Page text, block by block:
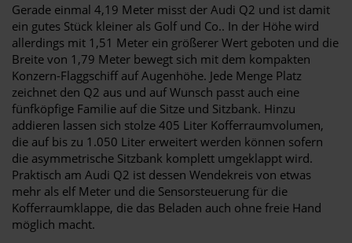
Gerade einmal 4,19 Meter misst der Audi Q2 und ist damit
ein gutes Stück kleiner als Golf und Co.. In der Höhe wird
allerdings mit 1,51 Meter ein größerer Wert geboten und die
Breite von 1,79 Meter bewegt sich mit dem kompakten
Konzern-Flaggschiff auf Augenhöhe. Jede Menge Platz
zeichnet den Q2 aus und auf Wunsch passt auch eine
fünfköpfige Familie auf die Sitze und Sitzbank. Hinzu
addieren lassen sich stolze 405 Liter Kofferraumvolumen,
die auf bis zu 1.050 Liter erweitert werden können sofern
die asymmetrische Sitzbank komplett umgeklappt wird.
Praktisch am Audi Q2 ist dessen Wendekreis von etwas
mehr als elf Meter und die Sensorsteuerung für die
Kofferraumklappe, die das Beladen auch ohne freie Hand
möglich macht.